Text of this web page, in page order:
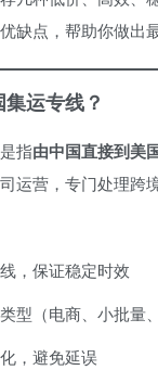
缺点，帮助你做出
运专线？
指由中国直接到美
运营，专门处理跨
，保证稳定时效
型（电商、小批量
，避免延误